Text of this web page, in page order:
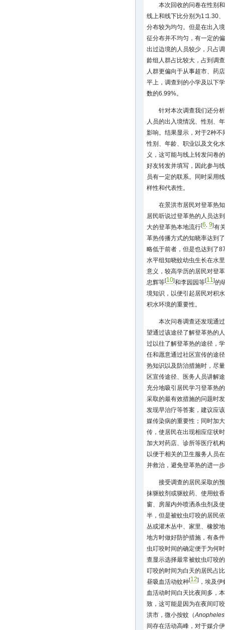
本次回收的问卷在性别
线上和线下比分别为1∶1.30
分布较为均匀。但是在出入
征分布并不均匀，有一定的
出过边境的人员较少，只占
龄组人群占比较大，占到调
人群更偏向于从事超市、药
平上，调查到的小学及以下
数的6.99%。
针对本次调查我们还分
人员的出入境情况、性别、
影响。结果显示，对于2种
性别、年龄、职业以及文化
义，这可能与线上转发问卷
好友转发并填写，因此参与
员有一定的联系。同时采用
样性和代表性。
在景洪市居民对登革热
居民听说过登革热的人员达
大的登革热本地流行[6 9]有
革热传播方式的知晓率达到
略低于前者，但是也达到了
水平组知晓蚊幼虫生长在水
意义，较高学历的居民对登
忠辉等[10]和李园园等[11 ]的
境知识，以便引起居民对积
积水环境的重要性。
本次问卷调查还发现通
望通过该途径了解登革热的
过以往了解登革热的途径，
任和愿意通过社区宣传的途
热知识以及防治措施时，尽
区宣传途径、医务人员讲解
充分地吸引居民学习登革热
采取的最有效措施的问题时
发现早治疗等答案，建议应
媒传染病的重要性；同时加
传，使居民在出现相应症状
加大对药店、诊所等医疗机
以便于相关的卫生服务人员
并救治，避免登革热的进一
接受调查的居民采取的
抹驱蚊剂或驱蚊药、使用蚊
窗、房屋内外喷洒杀虫剂及
半，但是被蚊虫叮咬的居民
丛或灌木丛中、家里、橡胶
地方时做好防护措施，有条
虫叮咬时间的确定便于为何
查显示选择最常被蚊虫叮咬
叮咬的时间为白天的居民占
昼吸血活动蚊种[12] ，埃及
血活动时间白天比夜间多，
致，这可能是因为在夜间叮
洪市，微小按蚊（
间存在活动高峰，对于媒介